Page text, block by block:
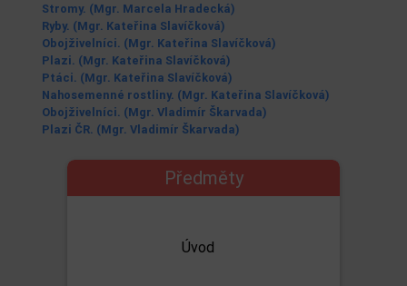
Stromy. (Mgr. Marcela Hradecká)
Ryby. (Mgr. Kateřina Slavíčková)
Obojživelníci. (Mgr. Kateřina Slavíčková)
Plazi. (Mgr. Kateřina Slavíčková)
Ptáci. (Mgr. Kateřina Slavíčková)
Nahosemenné rostliny. (Mgr. Kateřina Slavíčková)
Obojživelníci. (Mgr. Vladimír Škarvada)
Plazi ČR. (Mgr. Vladimír Škarvada)
Předměty
Úvod